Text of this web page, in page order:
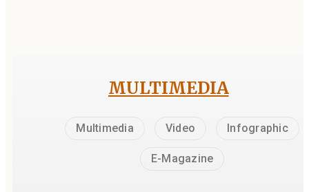
MULTIMEDIA
Multimedia Video Infographic
E-Magazine